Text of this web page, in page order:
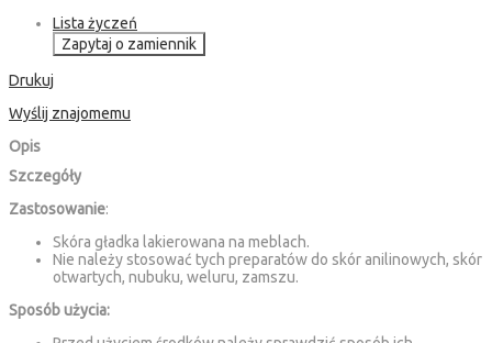
Lista życzeń
Zapytaj o zamiennik
Drukuj
Wyślij znajomemu
Opis
Szczegóły
Zastosowanie:
Skóra gładka lakierowana na meblach.
Nie należy stosować tych preparatów do skór anilinowych, skór
otwartych, nubuku, weluru, zamszu.
Sposób użycia: